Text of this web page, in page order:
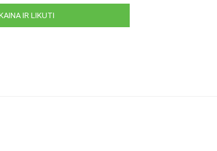
IR LIKUTI